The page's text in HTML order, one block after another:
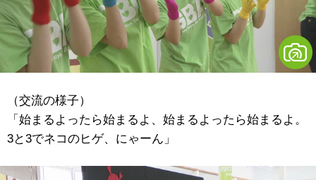
（交流の様子）
「始まるよったら始まるよ、始まるよったら始まるよ。
3と3でネコのヒゲ、にゃーん」